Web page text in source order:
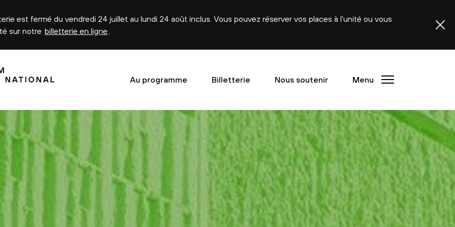
est fermé du vendredi 24 juillet au lundi 24 août inclus. Vous pouvez réserver vos places à l’unité ou vous
sur notre billetterie en ligne
Au programme Billetterie Nous soutenir Menu